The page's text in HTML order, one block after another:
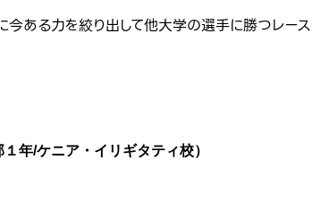
ある力を絞り出して他大学の選手に勝つレース
年/ケニア・イリギタティ校）